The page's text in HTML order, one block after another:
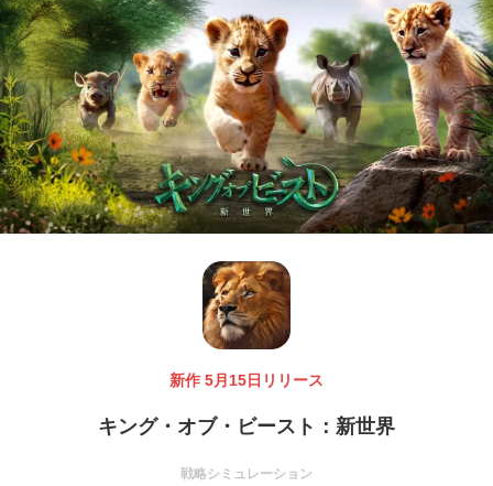
新作 5月15日リリース
キング・オブ・ビースト：新世界
戦略シミュレーション